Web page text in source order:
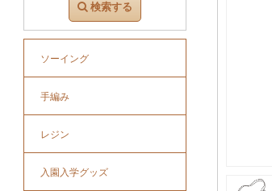
検索する
ソーイング
手編み
レジン
入園入学グッズ